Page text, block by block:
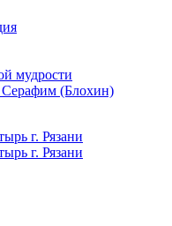
мудрости
(Блохин)